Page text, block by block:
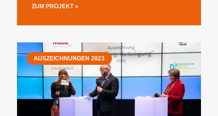
ZUM PROJEKT »
AUSZEICHNUNGEN 2023